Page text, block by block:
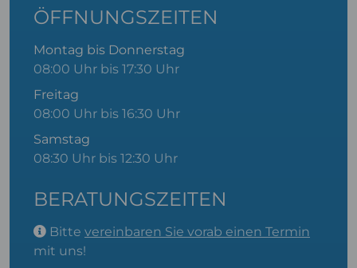
ÖFFNUNGSZEITEN
Montag bis Donnerstag
08:00 Uhr bis 17:30 Uhr
Freitag
08:00 Uhr bis 16:30 Uhr
Samstag
08:30 Uhr bis 12:30 Uhr
BERATUNGSZEITEN
Bitte vereinbaren Sie vorab einen Termin
mit uns!